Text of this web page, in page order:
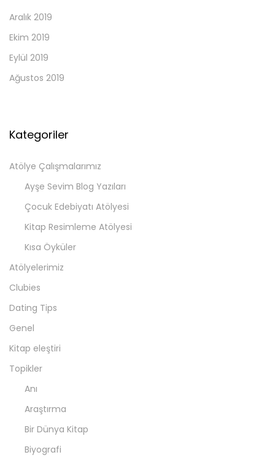
Aralık 2019
Ekim 2019
Eylül 2019
Ağustos 2019
Kategoriler
Atölye Çalışmalarımız
Ayşe Sevim Blog Yazıları
Çocuk Edebiyatı Atölyesi
Kitap Resimleme Atölyesi
Kısa Öyküler
Atölyelerimiz
Clubies
Dating Tips
Genel
Kitap eleştiri
Topikler
Anı
Araştırma
Bir Dünya Kitap
Biyografi